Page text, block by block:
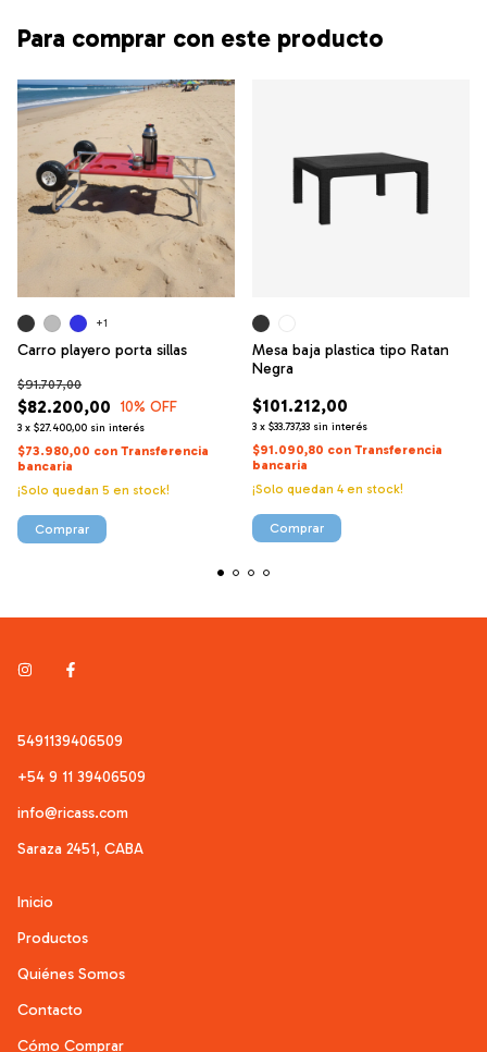
Para comprar con este producto
Carro playero porta sillas
$82.200,00
$91.707,00
10% OFF
3 x $27.400,00 sin interés
$73.980,00 con Transferencia
bancaria
¡Solo quedan 5 en stock!
+1
Comprar
Mesa baja plastica tipo Ratan
Negra
$101.212,00
3 x $33.737,33 sin interés
$91.090,80 con Transferencia
bancaria
¡Solo quedan 4en stock!
Comprar
5491139406509
+54 9 11 39406509
info@ricass.com
Saraza 2451, CABA
Inicio
Productos
Quiénes Somos
Contacto
Cómo Comprar